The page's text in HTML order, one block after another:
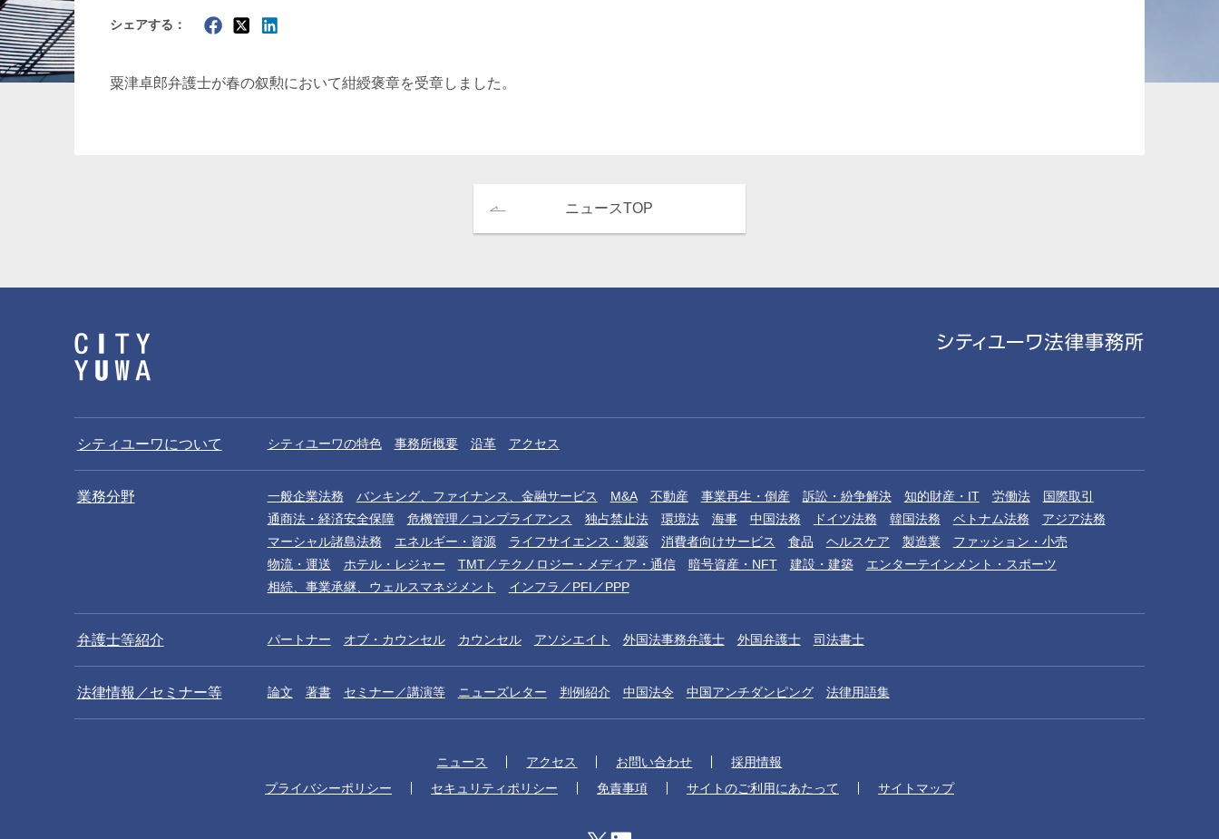
暗号資産・NFT 建設・建築
シェアする：
粟津卓郎弁護士が春の叙勲において紺綬褒章を受章しました。
ニュースTOP
シティユーワについて シティユーワの特色 事務所概要 沿革 アクセス
業務分野 一般企業法務 バンキング、ファイナンス、金融サービス M&A 不動産 事業再生・倒産 訴訟・紛争解決 知的財産・IT 労働法
国際取引
通商法・経済安全保障
危機管理／コンプライアンス 独占禁止法 環境法 海事 中国法務 ドイツ法務 韓国法務 ベトナム法務
アジア法務
マーシャル諸島法務
エネルギー・資源 ライフサイエンス・製薬 消費者向けサービス 食品 ヘルスケア 製造業
ファッション・小売
物流・運送
ホテル・レジャー TMT／テクノロジー・メディア・通信 暗号資産・NFT 建設・建築
エンターテインメント・スポーツ
相続、事業承継、ウェルスマネジメント
インフラ／PFI／PPP
弁護士等紹介 パートナー オブ・カウンセル カウンセル アソシエイト 外国法事務弁護士 外国弁護士 司法書士
法律情報／セミナー等 論文 著書 セミナー／講演等 ニューズレター 判例紹介 中国法令 中国アンチダンピング 法律用語集
ニュース アクセス お問い合わせ
採用情報
プライバシーポリシー
セキュリティポリシー 免責事項 サイトのご利用にあたって サイトマップ